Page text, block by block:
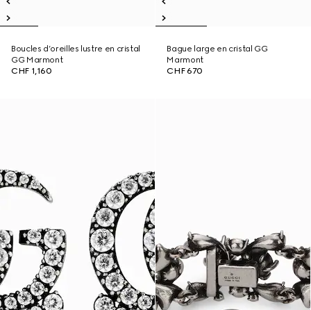
Boucles d’oreilles lustre en cristal
GG Marmont
CHF 1,160
Bague large en cristal GG
Marmont
CHF 670